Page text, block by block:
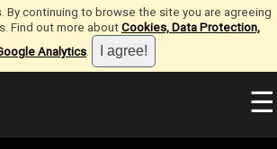
By continuing to browse the site you are agreeing
Find out more aboutCookies, Data Protection,
Analytics.
☰